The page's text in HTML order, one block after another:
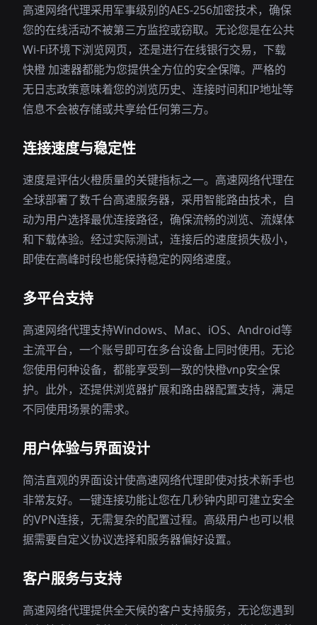
高速网络代理采用军事级别的AES-256加密技术，确保
您的在线活动不被第三方监控或窃取。无论您是在公共
Wi-Fi环境下浏览网页，还是进行在线银行交易，下载
快橙 加速器都能为您提供全方位的安全保障。严格的
无日志政策意味着您的浏览历史、连接时间和IP地址等
信息不会被存储或共享给任何第三方。
连接速度与稳定性
速度是评估火橙质量的关键指标之一。高速网络代理在
全球部署了数千台高速服务器，采用智能路由技术，自
动为用户选择最优连接路径，确保流畅的浏览、流媒体
和下载体验。经过实际测试，连接后的速度损失极小，
即使在高峰时段也能保持稳定的网络速度。
多平台支持
高速网络代理支持Windows、Mac、iOS、Android等
主流平台，一个账号即可在多台设备上同时使用。无论
您使用何种设备，都能享受到一致的快橙vnp安全保
护。此外，还提供浏览器扩展和路由器配置支持，满足
不同使用场景的需求。
用户体验与界面设计
简洁直观的界面设计使高速网络代理即使对技术新手也
非常友好。一键连接功能让您在几秒钟内即可建立安全
的VPN连接，无需复杂的配置过程。高级用户也可以根
据需要自定义协议选择和服务器偏好设置。
客户服务与支持
高速网络代理提供全天候的客户支持服务，无论您遇到